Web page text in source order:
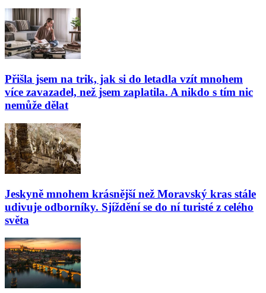
Přišla jsem na trik, jak si do letadla vzít mnohem
více zavazadel, než jsem zaplatila. A nikdo s tím nic
nemůže dělat
Jeskyně mnohem krásnější než Moravský kras stále
udivuje odborníky. Sjíždění se do ní turisté z celého
světa